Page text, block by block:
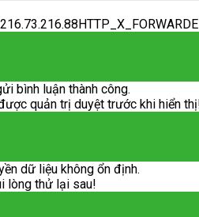
bình luận thành công.
quản trị duyệt trước khi hiển
dữ liệu không ổn định.
lòng thử lại sau!